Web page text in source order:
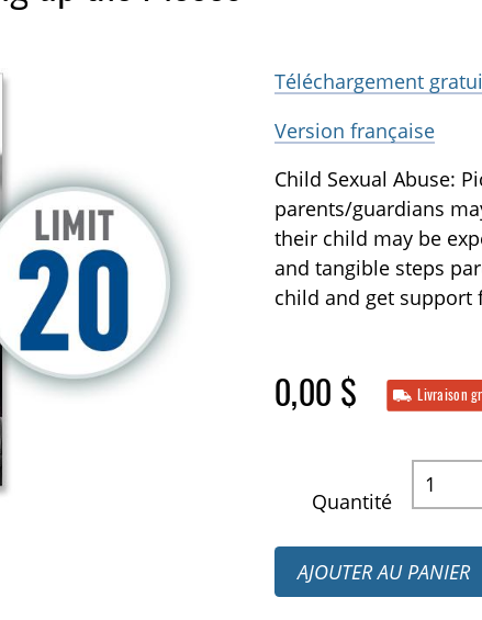
Téléchargement
Version française
Child Sexual Abuse:
parents/guardians
their child may be
and tangible steps
child and get support
0,00 $ Livraison
Quantité
AJOUTER AU PANIER